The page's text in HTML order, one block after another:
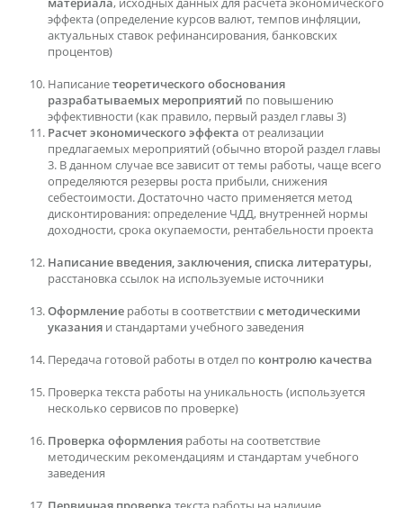
эффекта (определение курсов валют, темпов инфляции,
актуальных ставок рефинансирования, банковских
процентов)
Написаниетеоретического обоснования
разрабатываемых мероприятий по повышению
эффективности (как правило, первый раздел главы 3)
Расчет экономического эффекта от реализации
предлагаемых мероприятий (обычно второй раздел главы
3. В данном случае все зависит от темы работы, чаще всего
определяются резервы роста прибыли, снижения
себестоимости. Достаточно часто применяется метод
дисконтирования: определение ЧДД, внутренней нормы
доходности, срока окупаемости, рентабельности проекта
Написание введения, заключения, списка литературы,
расстановка ссылок на используемые источники
Оформление работы в соответствии с методическими
указания и стандартами учебного заведения
Передача готовой работы в отдел по контролю качества
Проверка текста работы на уникальность (используется
несколько сервисов по проверке)
Проверка оформления работы на соответствие
методическим рекомендациям и стандартам учебного
заведения